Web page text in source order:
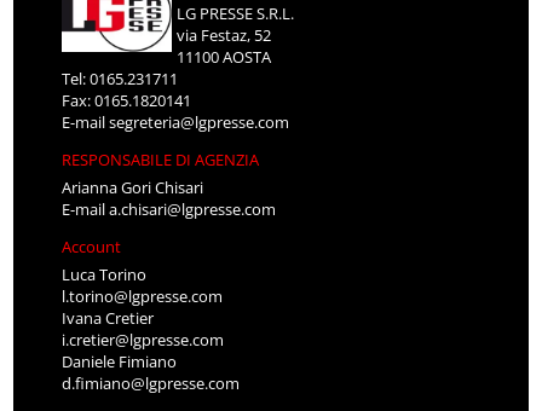
LG PRESSE S.R.L.
via Festaz, 52
11100 AOSTA
Tel: 0165.231711
Fax: 0165.1820141
E-mailsegreteria@lgpresse.com
RESPONSABILE DI AGENZIA
Arianna Gori Chisari
E-maila.chisari@lgpresse.com
Account
Luca Torino
l.torino@lgpresse.com
Ivana Cretier
i.cretier@lgpresse.com
Daniele Fimiano
d.fimiano@lgpresse.com